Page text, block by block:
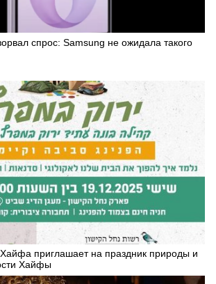
спрос: Samsung не ожидала такого
приглашает на праздник природы и
Хайфы